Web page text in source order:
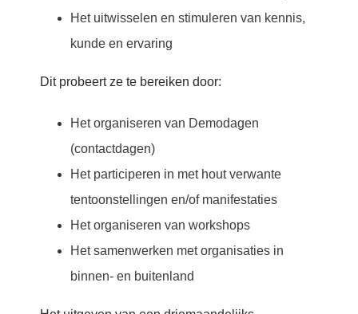
Het uitwisselen en stimuleren van kennis,
kunde en ervaring
Dit probeert ze te bereiken door:
Het organiseren van Demodagen
(contactdagen)
Het participeren in met hout verwante
tentoonstellingen en/of manifestaties
Het organiseren van workshops
Het samenwerken met organisaties in
binnen- en buitenland